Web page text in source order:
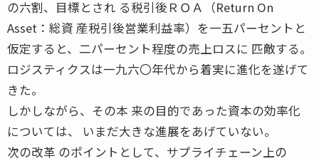
の六割、目標とされ る税引後ＲＯＡ（Return On
Asset：総資 産税引後営業利益率）を一五パーセントと
仮定すると、二パーセント程度の売上ロスに 匹敵する。
ロジスティクスは一九六〇年代から着実に進化を遂げて
きた。
しかしながら、その本 来の目的であった資本の効率化
については、 いまだ大きな進展をあげていない。
次の改革 のポイントとして、サプライチェーン上の